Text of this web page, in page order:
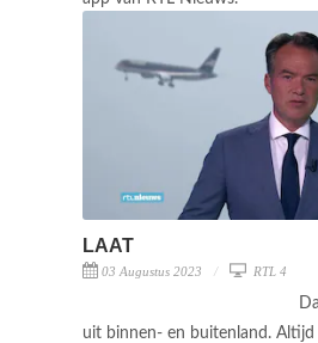
LAAT
03 Augustus 2023 RTL 4
uit binnen- en buitenland.